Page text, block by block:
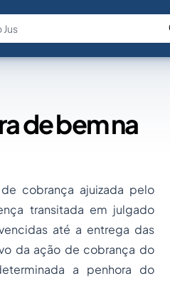
Fale com a IA Buscar no
de bem na
cobrança ajuizada pelo
transitada em julgado
até a entrega das
da ação de cobrança do
a penhora do